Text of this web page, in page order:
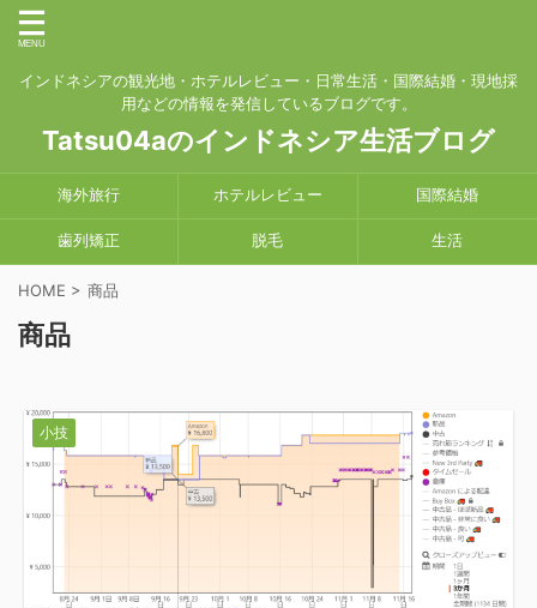
インドネシアの観光地・ホテルレビュー・日常生活・国際結婚・現地採
用などの情報を発信しているブログです。
Tatsu04aのインドネシア生活ブログ
海外旅行 ホテルレビュー 国際結婚
歯列矯正 脱毛 生活
HOME > 商品
商品
小技